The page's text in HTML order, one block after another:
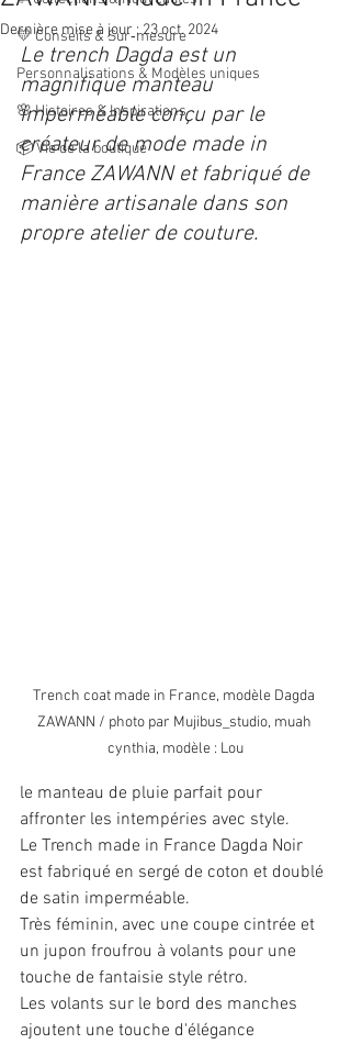
💛 Conseils & Sur‑mesure
Personnalisations & Modèles uniques
🌸 Histoires & Inspirations
📦 Vie de la boutique
Dernière mise à jour :23 oct. 2024
Le trench Dagda est un
magnifique manteau
imperméable conçu par le
créateur de mode made in
France ZAWANN et fabriqué de
manière artisanale dans son
propre atelier de couture.
Trench coat made in France, modèle Dagda
ZAWANN / photo par Mujibus_studio, muah
cynthia, modèle : Lou
le manteau de pluie parfait pour
affronter les intempéries avec style.
Le Trench made in France Dagda Noir
est fabriqué en sergé de coton et doublé
de satin imperméable.
Très féminin, avec une coupe cintrée et
un jupon froufrou à volants pour une
touche de fantaisie style rétro.
Les volants sur le bord des manches
ajoutent une touche d'élégance